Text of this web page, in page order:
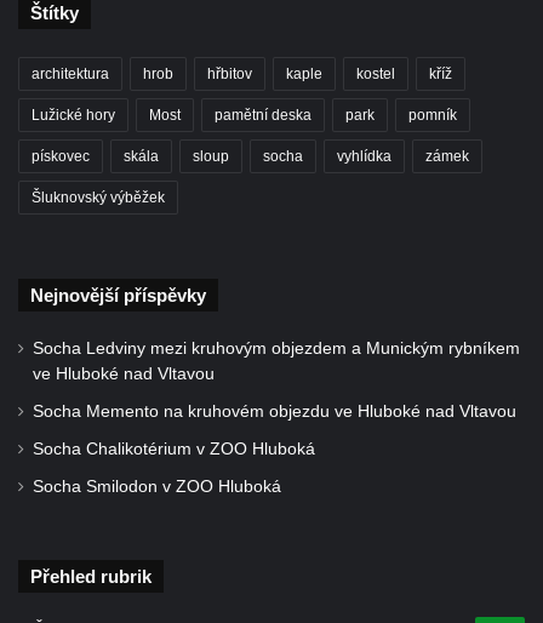
Socha Atlet v ZOO Leipzig
Socha Marabu v ZOO Leipzig
Busta Karla Maxe Schneidera v ZOO
Socha Mladý slon v ZOO Leipzig
Socha Býk v ZOO Dresden
Socha Uprchlý otrok bojuje s divokým psem
v ZOO Dresden
Socha krokodýla v ZOO Dresden
Socha slona v ZOO Dresden
Štítky
architektura hrob hřbitov kaple kostel kříž
Lužické hory Most pamětní deska park pomník
pískovec skála sloup socha vyhlídka zámek
Šluknovský výběžek
Nejnovější příspěvky
Socha Ledviny mezi kruhovým objezdem a Munickým rybníkem
ve Hluboké nad Vltavou
Socha Memento na kruhovém objezdu ve Hluboké nad Vltavou
Socha Chalikotérium v ZOO Hluboká
Socha Smilodon v ZOO Hluboká
Přehled rubrik